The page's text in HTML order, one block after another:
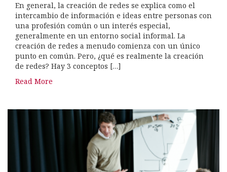
En general, la creación de redes se explica como el
intercambio de información e ideas entre personas con
una profesión común o un interés especial,
generalmente en un entorno social informal. La
creación de redes a menudo comienza con un único
punto en común. Pero, ¿qué es realmente la creación
de redes? Hay 3 conceptos […]
Read More